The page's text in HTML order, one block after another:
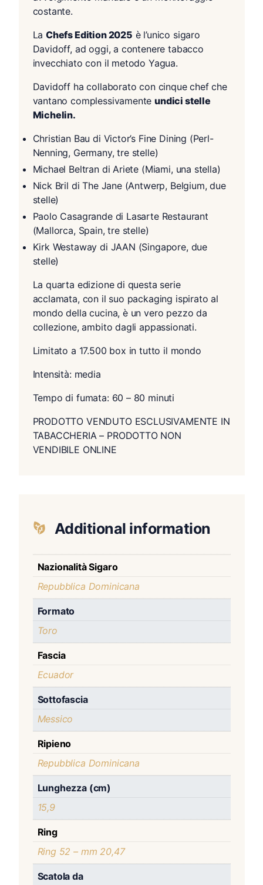
costante.
La Chefs Edition 2025 è l’unico sigaro
Davidoff, ad oggi, a contenere tabacco
invecchiato con il metodo Yagua.
Davidoff ha collaborato con cinque chef che
vantano complessivamenteundici stelle
Michelin.
Christian Bau di Victor’s Fine Dining (Perl-
Nenning, Germany, tre stelle)
Michael Beltran di Ariete (Miami, una stella)
Nick Bril di The Jane (Antwerp, Belgium, due
stelle)
Paolo Casagrande di Lasarte Restaurant
(Mallorca, Spain, tre stelle)
Kirk Westaway di JAAN (Singapore, due
stelle)
La quarta edizione di questa serie
acclamata, con il suo packaging ispirato al
mondo della cucina, è un vero pezzo da
collezione, ambito dagli appassionati.
Limitato a 17.500 box in tutto il mondo
Intensità: media
Tempo di fumata: 60 – 80 minuti
PRODOTTO VENDUTO ESCLUSIVAMENTE IN
TABACCHERIA – PRODOTTO NON
VENDIBILE ONLINE
Additional information
Nazionalità Sigaro
Repubblica Dominicana
Formato
Toro
Fascia
Ecuador
Sottofascia
Messico
Ripieno
Repubblica Dominicana
Lunghezza (cm)
15,9
Ring
Ring 52 – mm 20,47
Scatola da